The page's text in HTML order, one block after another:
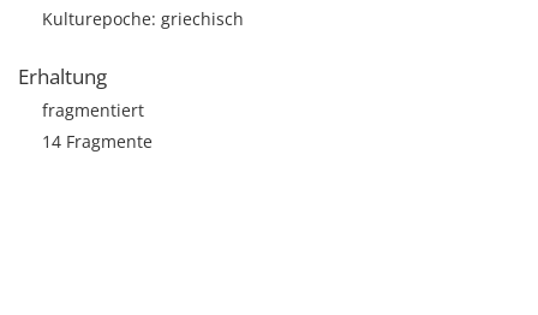
Kulturepoche: griechisch
Erhaltung
fragmentiert
14 Fragmente